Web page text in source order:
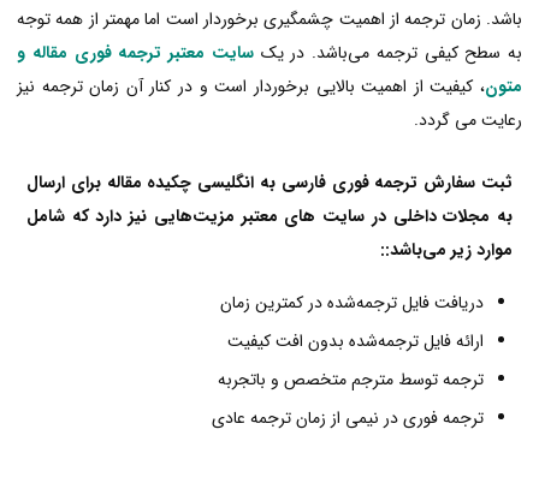
باشد. زمان ترجمه از اهمیت چشمگیری برخوردار است اما مهمتر از همه توجه
به سطح کیفی ترجمه می‌باشد. در یکسایت معتبر ترجمه فوری مقاله و
متون، کیفیت از اهمیت بالایی برخوردار است و در کنار آن زمان ترجمه نیز
رعایت می گردد.
ثبت سفارش ترجمه فوری فارسی به انگلیسی چکیده مقاله برای ارسال
به مجلات داخلی در سایت های معتبر مزیت‌هایی نیز دارد که شامل
موارد زیر می‌باشد::
دریافت فایل ترجمه‌شده در کمترین زمان
ارائه فایل ترجمه‌شده بدون افت کیفیت
ترجمه توسط مترجم متخصص و باتجربه
ترجمه فوری در نیمی از زمان ترجمه عادی